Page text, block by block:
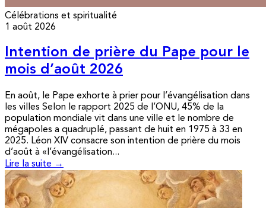
Célébrations et spiritualité
1 août 2026
Intention de prière du Pape pour le
mois d’août 2026
En août, le Pape exhorte à prier pour l’évangélisation dans
les villes Selon le rapport 2025 de l’ONU, 45% de la
population mondiale vit dans une ville et le nombre de
mégapoles a quadruplé, passant de huit en 1975 à 33 en
2025. Léon XIV consacre son intention de prière du mois
d’août à «l’évangélisation...
Lire la suite →